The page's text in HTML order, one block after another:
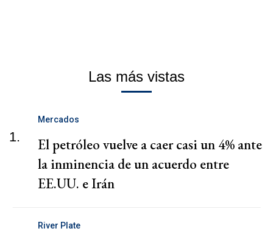
Las más vistas
1.
Mercados
El petróleo vuelve a caer casi un 4% ante
la inminencia de un acuerdo entre
EE.UU. e Irán
River Plate